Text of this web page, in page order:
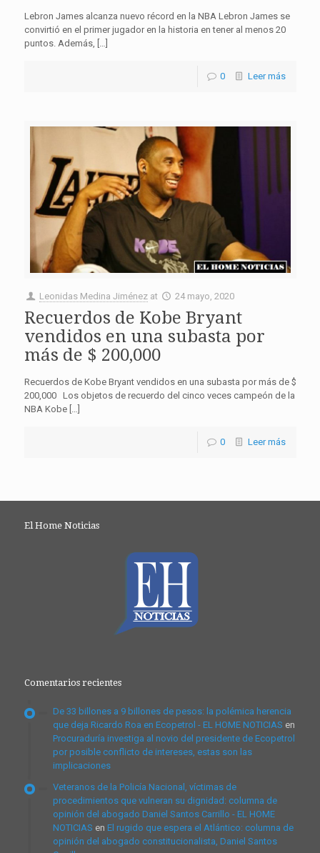
Lebron James alcanza nuevo récord en la NBA Lebron James se
convirtió en el primer jugador en la historia en tener al menos 20
puntos. Además, […]
0 Leer más
Leonidas Medina Jiménez at 24 mayo, 2020
Recuerdos de Kobe Bryant
vendidos en una subasta por
más de $ 200,000
Recuerdos de Kobe Bryant vendidos en una subasta por más de $
200,000 Los objetos de recuerdo del cinco veces campeón de la
NBA Kobe […]
0 Leer más
El Home Noticias
Comentarios recientes
De 33 billones a 9 billones de pesos: la polémica herencia
que deja Ricardo Roa en Ecopetrol - EL HOME NOTICIAS en
Procuraduría investiga al novio del presidente de Ecopetrol
por posible conflicto de intereses, estas son las
implicaciones
Veteranos de la Policía Nacional, víctimas de
procedimientos que vulneran su dignidad: columna de
opinión del abogado Daniel Santos Carrillo - EL HOME
NOTICIAS en El rugido que espera el Atlántico: columna de
opinión del abogado constitucionalista, Daniel Santos